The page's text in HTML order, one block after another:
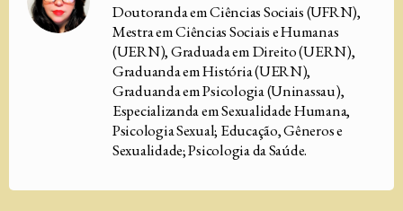
Doutoranda em Ciências Sociais (UFRN),
Mestra em Ciências Sociais e Humanas
(UERN), Graduada em Direito (UERN),
Graduanda em História (UERN),
Graduanda em Psicologia (Uninassau),
Especializanda em Sexualidade Humana,
Psicologia Sexual; Educação, Gêneros e
Sexualidade; Psicologia da Saúde.